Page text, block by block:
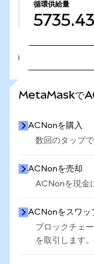
循環供給量
5735.43
MetaMaskで
ACNonを購入
数回のタップ
ACNonを売却
ACNonを現金
ACNonをスワッ
ブロックチェ
を取引します。